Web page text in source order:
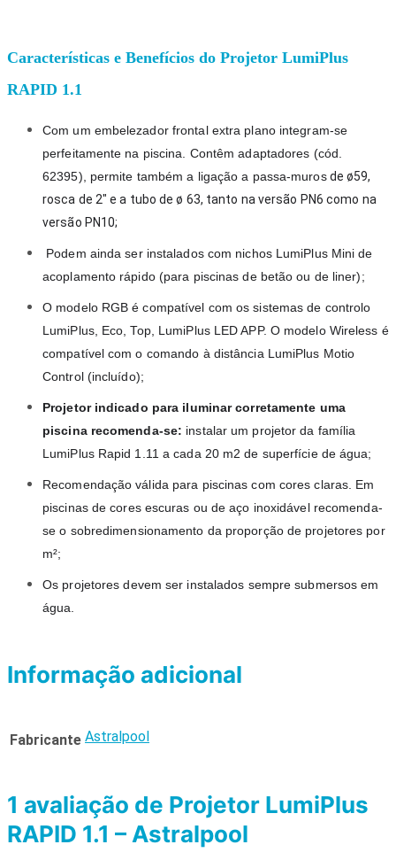
Características e Benefícios do Projetor LumiPlus
RAPID 1.1
Com um embelezador frontal extra plano integram-se
perfeitamente na piscina. Contêm adaptadores (cód.
62395), permite também a ligação a passa-muros de ø59,
rosca de 2″ e a tubo de ø 63, tanto na versão PN6 como na
versão PN10;
Podem ainda ser instalados com nichos LumiPlus Mini de
acoplamento rápido (para piscinas de betão ou de liner);
O modelo RGB é compatível com os sistemas de controlo
LumiPlus, Eco, Top, LumiPlus LED APP. O modelo Wireless é
compatível com o comando à distância LumiPlus Motio
Control (incluído);
Projetor indicado para iluminar corretamente uma
piscina recomenda-se: instalar um projetor da família
LumiPlus Rapid 1.11 a cada 20 m2 de superfície de água;
Recomendação válida para piscinas com cores claras. Em
piscinas de cores escuras ou de aço inoxidável recomenda-
se o sobredimensionamento da proporção de projetores por
m²;
Os projetores devem ser instalados sempre submersos em
água.
Informação adicional
Fabricante Astralpool
1 avaliação de Projetor LumiPlus
RAPID 1.1 – Astralpool